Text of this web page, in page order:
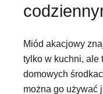
Miód akacjowy
tylko w kuchni, ale
domowych
można go używać